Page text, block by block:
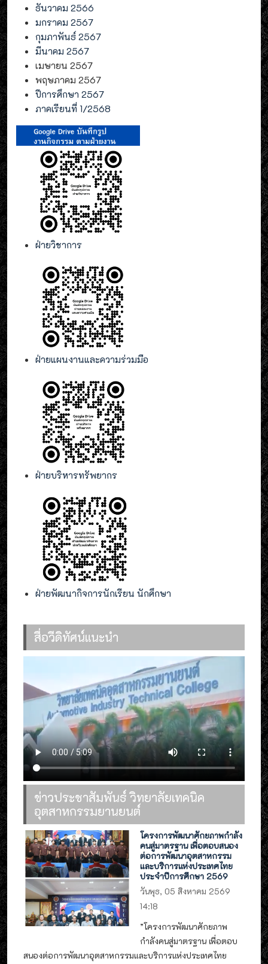
ธันวาคม 2566
มกราคม 2567
กุมภาพันธ์ 2567
มีนาคม 2567
เมษายน 2567
พฤษภาคม 2567
ปีการศึกษา 2567
ภาคเรียนที่ 1/2568
ฝ่ายวิชาการ
ฝ่ายแผนงานและความร่วมมือ
ฝ่ายบริหารทรัพยากร
ฝ่ายพัฒนากิจการนักเรียน นักศึกษา
สื่อวีดิทัศน์แนะนำ
ข่าวประชาสัมพันธ์ วิทยาลัยเทคนิค
อุตสาหกรรมยานยนต์
โครงการพัฒนาศักยภาพกำลัง
คนสู่มาตรฐาน เพื่อตอบสนอง
ต่อการพัฒนาอุตสาหกรรม
และบริการแห่งประเทศไทย
ประจำปีการศึกษา 2569
วันพุธ, 05 สิงหาคม 2569
14:18
”โครงการพัฒนาศักยภาพ
กำลังคนสู่มาตรฐาน เพื่อตอบ
สนองต่อการพัฒนาอุตสาหกรรมและบริการแห่งประเทศไทย